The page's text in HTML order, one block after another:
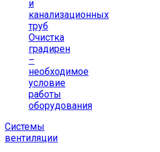
и
канализационных
труб
Очистка
градирен
–
необходимое
условие
работы
оборудования
Системы
вентиляции